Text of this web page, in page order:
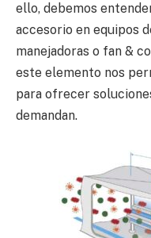
ello, debemos
accesorio en equipos
manejadoras o fan &
este elemento nos
para ofrecer
demandan.